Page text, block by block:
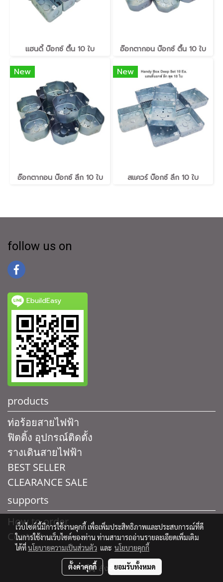
สั่งซื้อสินค้า
แฮนดี้ บ๊อกซ์ ตื้น ​10 ใบ อ๊อกตากอน บ๊อกซ์ ตื้น ​10 ใบ
New
อ๊อกตากอน บ๊อกซ์ ลึก ​10 ใบ
New
สแควร์ บ๊อกซ์ ลึก ​10 ใบ
follow us on
EbuildEasy
products
ท่อร้อยสายไฟฟ้า
ฟิตติ้ง อุปกรณ์ติดตั้ง
รางเดินสายไฟฟ้า
BEST SELLER
CLEARANCE SALE
supports
How to order
Contact us
© Copyright 2015 All right reserved. EB
เว็บไซต์นี้มีการใช้งานคุกกี้ เพื่อเพิ่มประสิทธิภาพและประสบการณ์ที่ดี
ในการใช้งานเว็บไซต์ของท่าน ท่านสามารถอ่านรายละเอียดเพิ่มเติม
ได้ที่นโยบายความเป็นส่วนตัว และ นโยบายคุกกี้
ตั้งค่าคุกกี้ ยอมรับทั้งหมด